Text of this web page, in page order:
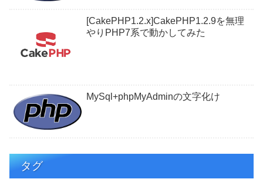
[CakePHP1.2.x]CakePHP1.2.9を無理
やりPHP7系で動かしてみた
MySql+phpMyAdminの文字化け
タグ